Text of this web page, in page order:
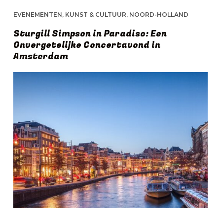
EVENEMENTEN, KUNST & CULTUUR, NOORD-HOLLAND
Sturgill Simpson in Paradiso: Een
Onvergetelijke Concertavond in
Amsterdam